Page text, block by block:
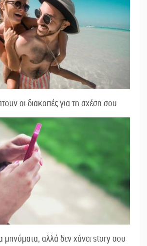
οι διακοπές για τη σχέση σου
μηνύματα, αλλά δεν χάνει story σου